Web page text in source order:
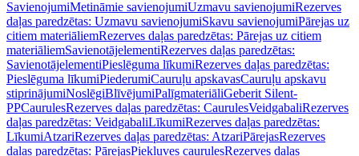
SavienojumiMetināmie savienojumiUzmavu savienojumiRezerves
daļas paredzētas: Uzmavu savienojumiSkavu savienojumiPārejas uz
citiem materiāliemRezerves daļas paredzētas: Pārejas uz citiem
materiāliemSavienotājelementiRezerves daļas paredzētas:
SavienotājelementiPieslēguma līkumiRezerves daļas paredzētas:
Pieslēguma līkumiPiederumiCauruļu apskavasCauruļu apskavu
stiprinājumiNoslēgiBlīvējumiPalīgmateriāliGeberit Silent-
PPCaurulesRezerves daļas paredzētas: CaurulesVeidgabaliRezerves
daļas paredzētas: VeidgabaliLīkumiRezerves daļas paredzētas:
LīkumiAtzariRezerves daļas paredzētas: AtzariPārejasRezerves
daļas paredzētas: PārejasPiekļuves caurulesRezerves daļas